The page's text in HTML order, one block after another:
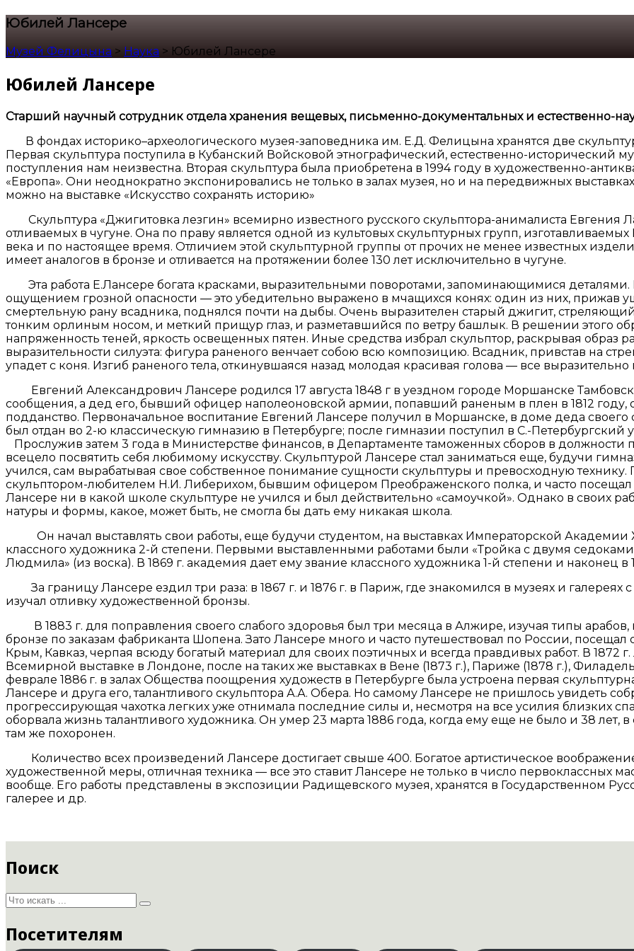
Юбилей Лансере
Музей Фелицына > Наука > Юбилей Лансере
Юбилей Лансере
Старший научный сотрудник отдела хранения вещевых, письменно-документальных и естественно-
В фондах историко–археологического музея-заповедника им. Е.Д. Фелицына хранятся две
Первая скульптура поступила в Кубанский Войсковой этнографический, естественно-
поступления нам неизвестна. Вторая скульптура была приобретена в 1994 году в художественно-
«Европа». Они неоднократно экспонировались не только в залах музея, но и на передвижных
можно на выставке «Искусство сохранять историю»
Скульптура «Джигитовка лезгин» всемирно известного русского скульптора-анималиста Евгения
отливаемых в чугуне. Она по праву является одной из культовых скульптурных групп,
века и по настоящее время. Отличием этой скульптурной группы от прочих не менее известных
имеет аналогов в бронзе и отливается на протяжении более 130 лет исключительно в чугуне.
Эта работа Е.Лансере богата красками, выразительными поворотами, запоминающимися деталями.
ощущением грозной опасности — это убедительно выражено в мчащихся конях: один из них, прижав
смертельную рану всадника, поднялся почти на дыбы. Очень выразителен старый джигит,
тонким орлиным носом, и меткий прищур глаз, и разметавшийся по ветру башлык. В решении этого
напряженность теней, яркость освещенных пятен. Иные средства избрал скульптор, раскрывая образ
выразительности силуэта: фигура раненого венчает собою всю композицию. Всадник, привстав на
упадет с коня. Изгиб раненого тела, откинувшаяся назад молодая красивая голова — все выразительно
Евгений Александрович Лансере родился 17 августа 1848 г в уездном городе Моршанске
сообщения, а дед его, бывший офицер наполеоновской армии, попавший раненым в плен в 1812 году,
подданство. Первоначальное воспитание Евгений Лансере получил в Моршанске, в доме деда своего
был отдан во 2-ю классическую гимназию в Петербурге; после гимназии поступил в С.-Петербургский
Прослужив затем 3 года в Министерстве финансов, в Департаменте таможенных сборов в должности
всецело посвятить себя любимому искусству. Скульптурой Лансере стал заниматься еще, будучи
учился, сам вырабатывая свое собственное понимание сущности скульптуры и превосходную
скульптором-любителем Н.И. Либерихом, бывшим офицером Преображенского полка, и часто посещал
Лансере ни в какой школе скульптуре не учился и был действительно «самоучкой». Однако в своих
натуры и формы, какое, может быть, не смогла бы дать ему никакая школа.
Он начал выставлять свои работы, еще будучи студентом, на выставках Императорской Академии
классного художника 2-й степени. Первыми выставленными работами были «Тройка с двумя
Людмила» (из воска). В 1869 г. академия дает ему звание классного художника 1-й степени и наконец в
За границу Лансере ездил три раза: в 1867 г. и 1876 г. в Париж, где знакомился в музеях и
изучал отливку художественной бронзы.
В 1883 г. для поправления своего слабого здоровья был три месяца в Алжире, изучая типы
бронзе по заказам фабриканта Шопена. Зато Лансере много и часто путешествовал по России,
Крым, Кавказ, черпая всюду богатый материал для своих поэтичных и всегда правдивых работ. В 1872
Всемирной выставке в Лондоне, после на таких же выставках в Вене (1873 г.), Париже (1878 г.),
феврале 1886 г. в залах Общества поощрения художеств в Петербурге была устроена первая
Лансере и друга его, талантливого скульптора А.А. Обера. Но самому Лансере не пришлось увидеть
прогрессирующая чахотка легких уже отнимала последние силы и, несмотря на все усилия близких
оборвала жизнь талантливого художника. Он умер 23 марта 1886 года, когда ему еще не было и 38
там же похоронен.
Количество всех произведений Лансере достигает свыше 400. Богатое артистическое
художественной меры, отличная техника — все это ставит Лансере не только в число первоклассных
вообще. Его работы представлены в экспозиции Радищевского музея, хранятся в Государственном
галерее и др.
Поиск
Посетителям